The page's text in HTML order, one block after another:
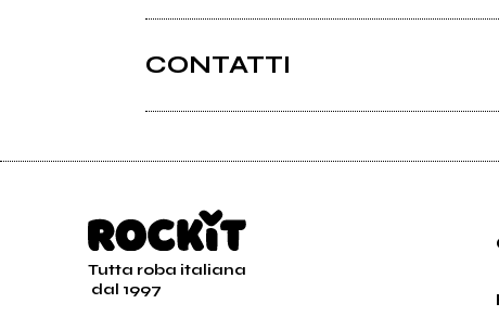
CONTATTI
Tutta roba italiana
dal 1997